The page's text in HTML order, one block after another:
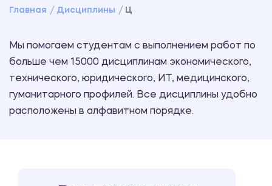
Главная Дисциплины Ц
Мы помогаем студентам с выполнением работ по
больше чем 15000 дисциплинам экономического,
технического, юридического, ИТ, медицинского,
гуманитарного профилей. Все дисциплины удобно
расположены в алфавитном порядке.